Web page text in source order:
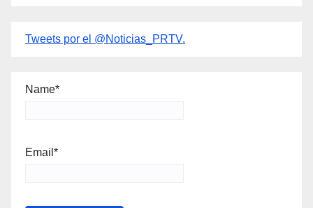
Tweets por el @Noticias_PRTV.
Name*
Email*